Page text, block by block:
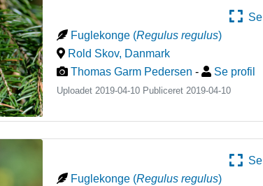
Se
Fuglekonge (Regulus regulus)
Rold Skov, Danmark
Thomas Garm Pedersen - Se profil
Uploadet 2019-04-10 Publiceret 2019-04-10
Se
Fuglekonge (Regulus regulus)